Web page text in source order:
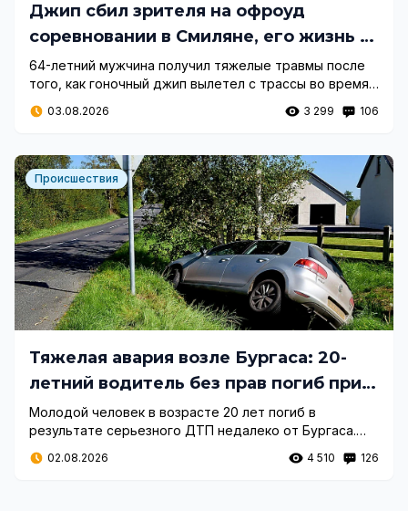
Джип сбил зрителя на офроуд
соревновании в Смиляне, его жизнь в
опасности
64-летний мужчина получил тяжелые травмы после
того, как гоночный джип вылетел с трассы во время
офроуд соревнования в селе Смилян.
03.08.2026 3 299 106
Происшествия
Тяжелая авария возле Бургаса: 20-
летний водитель без прав погиб при
ударе о дерево
Молодой человек в возрасте 20 лет погиб в
результате серьезного ДТП недалеко от Бургаса.
Автомобиль съехал с дороги и врезался в деревья, а
водитель не имел водительских прав.
02.08.2026 4 510 126